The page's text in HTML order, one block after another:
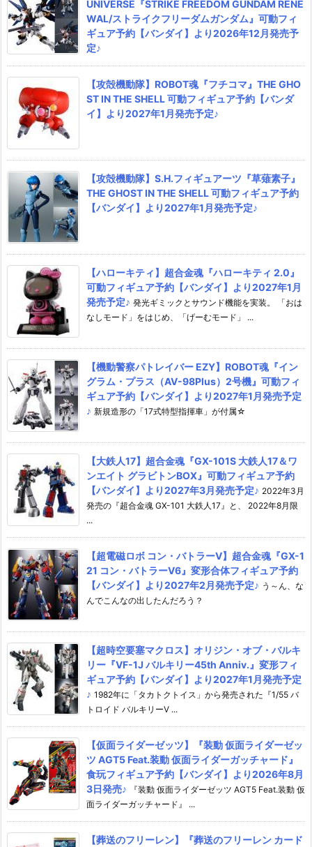
UNIVERSE『STRIKE FREEDOM GUNDAM RENE
WAL/ストライクフリーダムガンダム』可動フィ
ギュア予約【バンダイ】より2026年12月発売予
定♪
【攻殻機動隊】ROBOT魂『フチコマ』THE GHO
ST IN THE SHELL 可動フィギュア予約【バンダ
イ】より2027年1月発売予定♪
【攻殻機動隊】S.H.フィギュアーツ『草薙素子』
THE GHOST IN THE SHELL 可動フィギュア予約
【バンダイ】より2027年1月発売予定♪
【ハローキティ】超合金魂『ハローキティ 2.0』
可動フィギュア予約【バンダイ】より2027年1月
発売予定♪ 発光ギミックとサウンド機能を実装。 「おは
なしモード」をはじめ、「げーむモード」 ...
【機動警察パトレイバー EZY】ROBOT魂『イン
グラム・プラス（AV-98Plus）2号機』可動フィ
ギュア予約【バンダイ】より2027年1月発売予定
♪ 新規造形の「17式特型指揮車」が付属☆
【大鉄人17】超合金魂『GX-101S 大鉄人17＆ワ
ンエイト グラビトンBOX』可動フィギュア予約
【バンダイ】より2027年3月発売予定♪ 2022年3月
発売の『超合金魂 GX-101 大鉄人17』と、 2022年8月限
...
【超電磁ロボ コン・バトラーV】超合金魂『GX-1
21 コン・バトラーV6』変形合体フィギュア予約
【バンダイ】より2027年2月発売予定♪ う～ん、な
んでこんなの出したんだろう？
【超時空要塞マクロス】オリジン・オブ・バルキ
リー『VF-1J バルキリー45th Anniv.』変形フィ
ギュア予約【バンダイ】より2027年1月発売予定
♪ 1982年に「タカトクトイス」から発売された『1/55 バ
トロイド バルキリーV ...
【仮面ライダーゼッツ】『装動 仮面ライダーゼッ
ツ AGT5 Feat.装動 仮面ライダーガッチャード』
食玩フィギュア予約【バンダイ】より2026年8月
3日発売♪
『装動 仮面ライダーゼッツ AGT5 Feat.装動 仮
面ライダーガッチャード』 ...
【葬送のフリーレン】『葬送のフリーレン カード